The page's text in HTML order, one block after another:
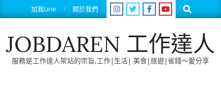
to
加我Line 關於我們 Search
JOBDAREN 工作達人
服務是工作達人架站的宗旨,工作|生活| 美食|旅遊|省錢～愛分享